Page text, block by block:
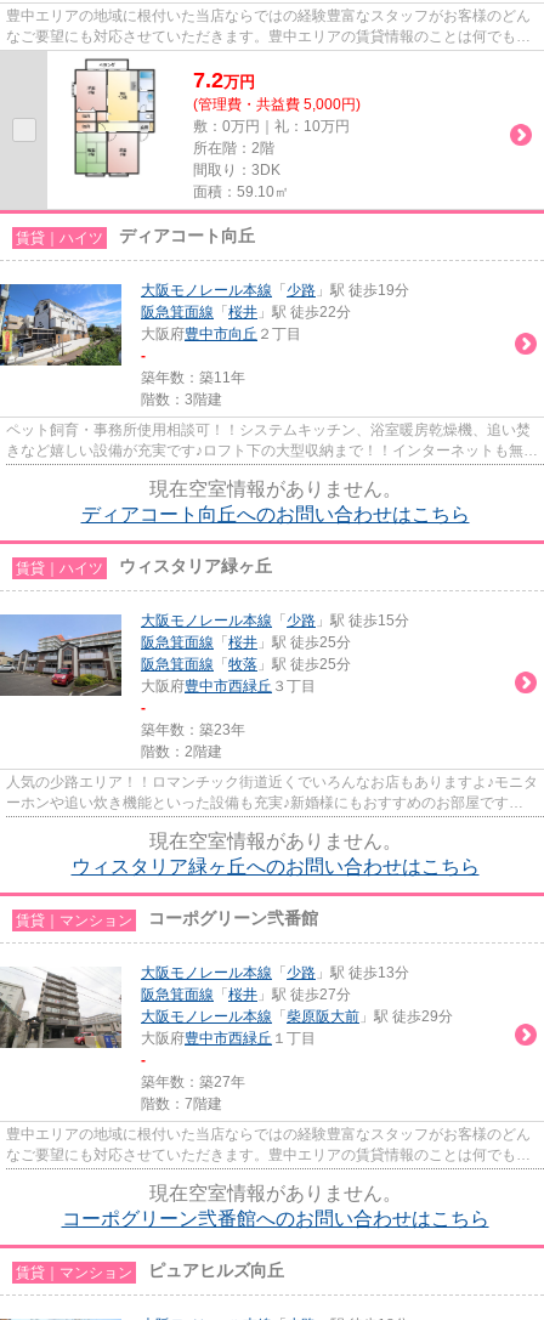
豊中エリアの地域に根付いた当店ならではの経験豊富なスタッフがお客様のどん
なご要望にも対応させていただきます。豊中エリアの賃貸情報のことは何でもお
気軽にご相談ください。一生...
7.2万円
(管理費・共益費 5,000円)
敷：0万円｜礼：10万円
所在階：2階
間取り：3DK
面積：59.10㎡
賃貸｜ハイツ ディアコート向丘
大阪モノレール本線 「 少路 」駅 徒歩19分
阪急箕面線 「 桜井 」駅 徒歩22分
大阪府豊中市向丘 ２丁目
-
築年数：築11年
階数：3階建
ペット飼育・事務所使用相談可！！システムキッチン、浴室暖房乾燥機、追い焚
きなど嬉しい設備が充実です♪ロフト下の大型収納まで！！インターネットも無料
現在空室情報がありません。
ディアコート向丘へのお問い合わせはこちら
賃貸｜ハイツ ウィスタリア緑ヶ丘
大阪モノレール本線 「 少路 」駅 徒歩15分
阪急箕面線 「 桜井 」駅 徒歩25分
阪急箕面線 「 牧落 」駅 徒歩25分
大阪府豊中市西緑丘 ３丁目
-
築年数：築23年
階数：2階建
人気の少路エリア！！ロマンチック街道近くでいろんなお店もありますよ♪モニタ
ーホンや追い炊き機能といった設備も充実♪新婚様にもおすすめのお部屋です
現在空室情報がありません。
ウィスタリア緑ヶ丘へのお問い合わせはこちら
賃貸｜マンション コーポグリーン弐番館
大阪モノレール本線 「 少路 」駅 徒歩13分
阪急箕面線 「 桜井 」駅 徒歩27分
大阪モノレール本線 「 柴原阪大前 」駅 徒歩29分
大阪府豊中市西緑丘 １丁目
-
築年数：築27年
階数：7階建
豊中エリアの地域に根付いた当店ならではの経験豊富なスタッフがお客様のどん
なご要望にも対応させていただきます。豊中エリアの賃貸情報のことは何でもお
現在空室情報がありません。
コーポグリーン弐番館へのお問い合わせはこちら
賃貸｜マンション ピュアヒルズ向丘